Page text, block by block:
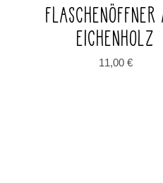
FLASCHENÖFFNER
EICHENHOLZ
11,00€